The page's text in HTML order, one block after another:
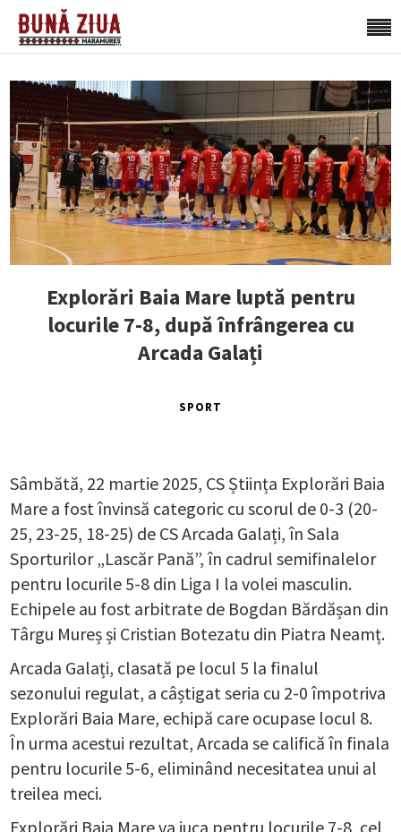
Explorări Baia Mare luptă pentru
locurile 7-8, după înfrângerea cu
Arcada Galați
SPORT
Sâmbătă, 22 martie 2025, CS Știința Explorări Baia
Mare a fost învinsă categoric cu scorul de 0-3 (20-
25, 23-25, 18-25) de CS Arcada Galați, în Sala
Sporturilor „Lascăr Pană”, în cadrul semifinalelor
pentru locurile 5-8 din Liga I la volei masculin.
Echipele au fost arbitrate de Bogdan Bărdășan din
Târgu Mureș și Cristian Botezatu din Piatra Neamț.
Arcada Galați, clasată pe locul 5 la finalul
sezonului regulat, a câștigat seria cu 2-0 împotriva
Explorări Baia Mare, echipă care ocupase locul 8.
În urma acestui rezultat, Arcada se califică în finala
pentru locurile 5-6, eliminând necesitatea unui al
treilea meci.
Explorări Baia Mare va juca pentru locurile 7-8, cel